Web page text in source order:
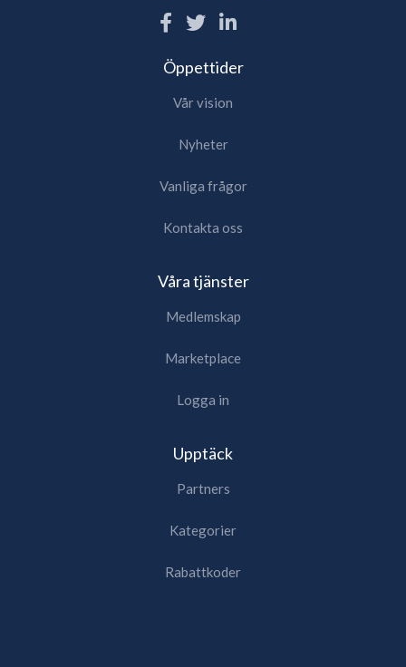
Öppettider
Vår vision
Nyheter
Vanliga frågor
Kontakta oss
Våra tjänster
Medlemskap
Marketplace
Logga in
Upptäck
Partners
Kategorier
Rabattkoder